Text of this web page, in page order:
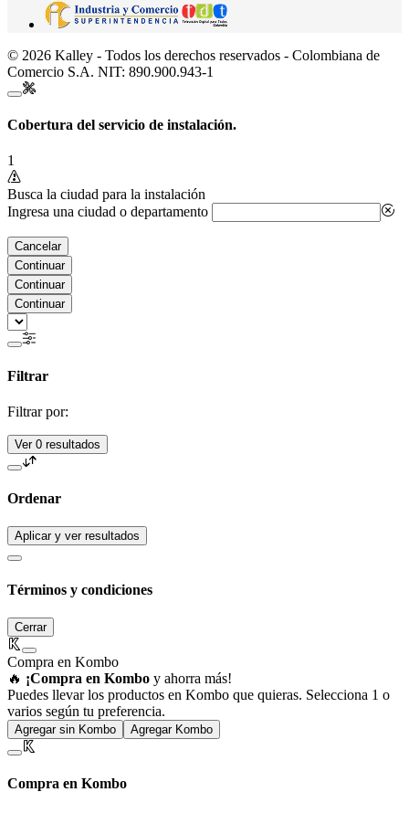
© 2026 Kalley - Todos los derechos reservados - Colombiana de
Comercio S.A. NIT: 890.900.943-1
Cobertura del servicio de instalación.
1
Busca la ciudad para la instalación
Ingresa una ciudad o departamento
Cancelar
Continuar
Continuar
Continuar
Filtrar
Filtrar por:
Ver 0 resultados
Ordenar
Aplicar y ver resultados
Términos y condiciones
Cerrar
Compra en Kombo
🔥 ¡Compra en Kombo y ahorra más!
Puedes llevar los productos en Kombo que quieras. Selecciona 1 o
varios según tu preferencia.
Agregar sin Kombo Agregar Kombo
Compra en Kombo